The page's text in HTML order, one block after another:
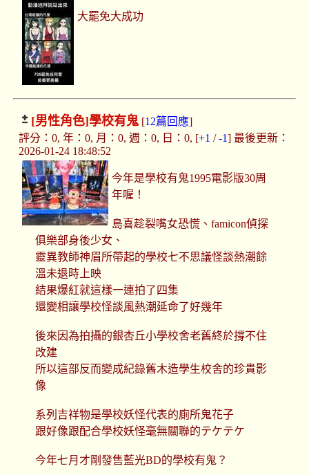
大罷免大成功
[男性角色]學校有鬼[12篇回應]
評分：0, 年：0, 月：0, 週：0, 日：0, [+1 /-1] 最後更新：
2026-01-24 18:48:52
今年是學校有鬼1995電影版30周
年喔！
島喜趁裂嘴女恐慌、famicon偵探
俱樂部身後少女、
靈異教師神眉所帶起的學校七不思議怪談熱潮餘
溫未退時上映
結果爆紅就這樣一連拍了四集
還變相讓學校怪談風熱潮延命了好幾年
後來因為拍攝的銀杏丘小學校舍老舊終於撐不住
改建
所以這部反而變成紀錄舊木造學生校舍的珍貴影
像
系列吉祥物是學校妖怪代表的廁所鬼花子
跟好像跟配合學校妖怪毫無關聯的テケテケ
今年七月才剛發售藍光BD的學校有鬼？